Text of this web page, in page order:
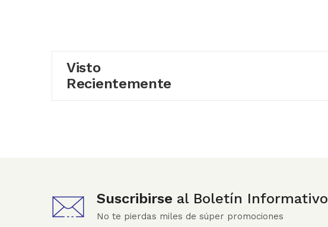
Visto
Recientemente
Suscribirse al Boletín Informativo
No te pierdas miles de súper promociones